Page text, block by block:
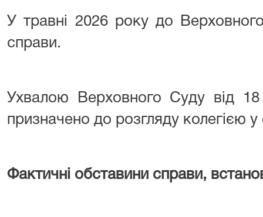
У травні 2026 року до
справи.
Ухвалою Верховного Суду від
призначено до розгляду колегією у
Фактичні обставини справи,